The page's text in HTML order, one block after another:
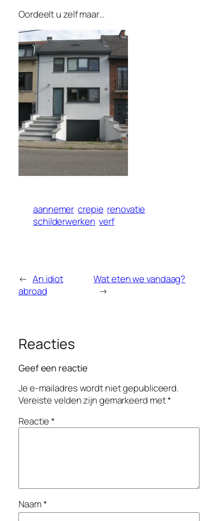
Oordeelt u zelf maar…
aannemer crepie renovatie
schilderwerken verf
← An idiot
abroad
Wat eten we vandaag?
→
Reacties
Geef een reactie
Je e-mailadres wordt niet gepubliceerd.
Vereiste velden zijn gemarkeerd met*
Reactie*
Naam*